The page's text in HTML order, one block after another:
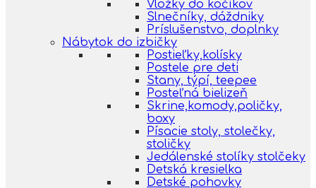
Vložky do kočíkov
Slnečníky, dáždniky
Príslušenstvo, doplnky
Nábytok do izbičky
Postieľky,kolísky
Postele pre deti
Stany, týpí, teepee
Posteľná bielizeň
Skrine,komody,poličky,
boxy
Písacie stoly, stolečky,
stoličky
Jedálenské stolíky stolčeky
Detská kresielka
Detské pohovky